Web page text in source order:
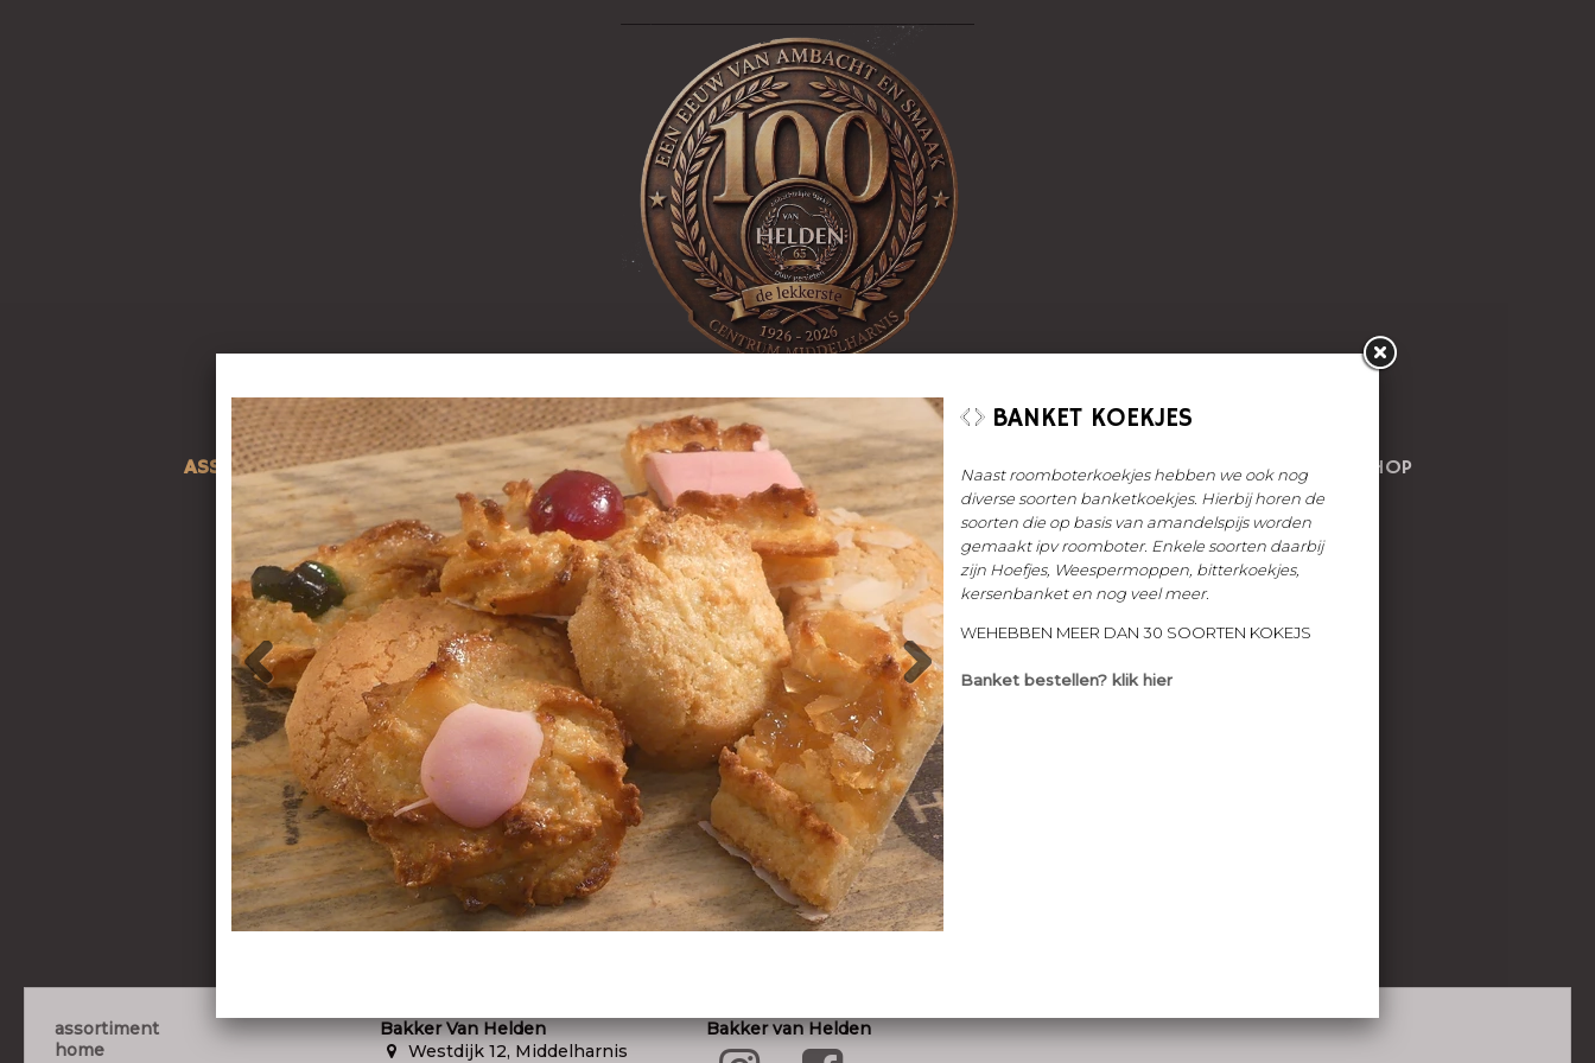
ASSORTIMENT HOME NIEUWS LUNCHROOM DE IJSSPECIALIST FLAKKEECIALITEITEN SKITAART WEBSHOP
BANKET KOEKJES
Naast roomboterkoekjes hebben we ook
nog diverse soorten banketkoekjes. Hierbij
horen de soorten die op basis van
amandelspijs worden gemaakt ipv
roomboter. Enkele soorten daarbij zijn
Hoefjes, Weespermoppen, bitterkoekjes,
kersenbanket en nog veel meer.
Banket bestellen? klik hier
WEHEBBEN MEER DAN 30 SOORTEN
KOKEJS
sitemap-privacystatement/AVG
© 2026 -snelsite.nl-
assortiment
home
Bakker Van Helden
Westdijk 12, Middelharnis
Bakker van Helden